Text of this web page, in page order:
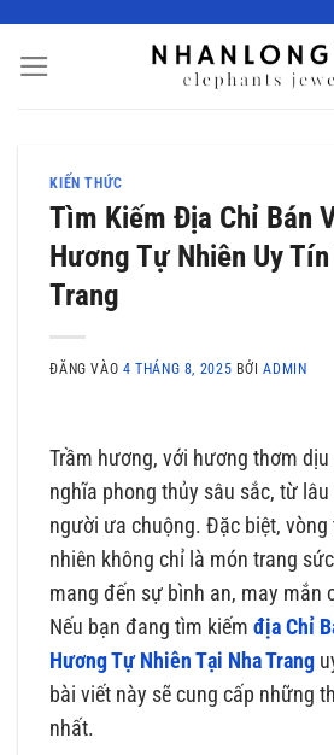
nội
KIẾN THỨC
Tìm Kiếm Địa Chỉ Bán
Hương Tự Nhiên Uy
Trang
ĐĂNG VÀO 4 THÁNG 8, 2025 BỞIADMIN
Trầm hương, với hương thơm
nghĩa phong thủy sâu sắc, từ
người ưa chuộng. Đặc biệt,
nhiên không chỉ là món trang
mang đến sự bình an, may mắn
Nếu bạn đang tìm kiếmđịa Chỉ
Hương Tự Nhiên Tại Nha Trang
bài viết này sẽ cung cấp những
nhất.